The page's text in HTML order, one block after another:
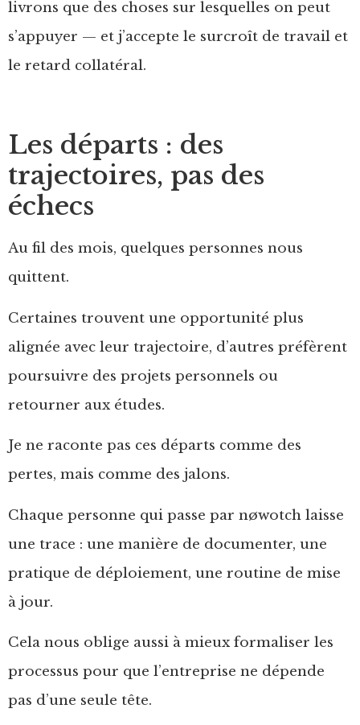
livrons que des choses sur lesquelles on peut
s’appuyer — et j’accepte le surcroît de travail et
le retard collatéral.
Les départs : des
trajectoires, pas des
échecs
Au fil des mois, quelques personnes nous
quittent.
Certaines trouvent une opportunité plus
alignée avec leur trajectoire, d’autres préfèrent
poursuivre des projets personnels ou
retourner aux études.
Je ne raconte pas ces départs comme des
pertes, mais comme des jalons.
Chaque personne qui passe par nøwotch laisse
une trace : une manière de documenter, une
pratique de déploiement, une routine de mise
à jour.
Cela nous oblige aussi à mieux formaliser les
processus pour que l’entreprise ne dépende
pas d’une seule tête.